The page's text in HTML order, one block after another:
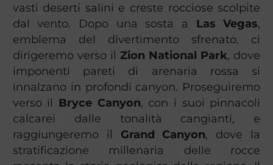
vasti deserti salini e creste rocciose scolpite
dal vento. Dopo una sosta a Las Vegas,
emblema del divertimento sfrenato, ci
dirigeremo verso il Zion National Park, dove
imponenti pareti di arenaria rossa si
innalzano in profondi canyon. Proseguiremo
verso il Bryce Canyon, con i suoi pinnacoli
calcarei dalle tonalità cangianti, e
raggiungeremo il Grand Canyon, dove la
stratificazione millenaria delle rocce